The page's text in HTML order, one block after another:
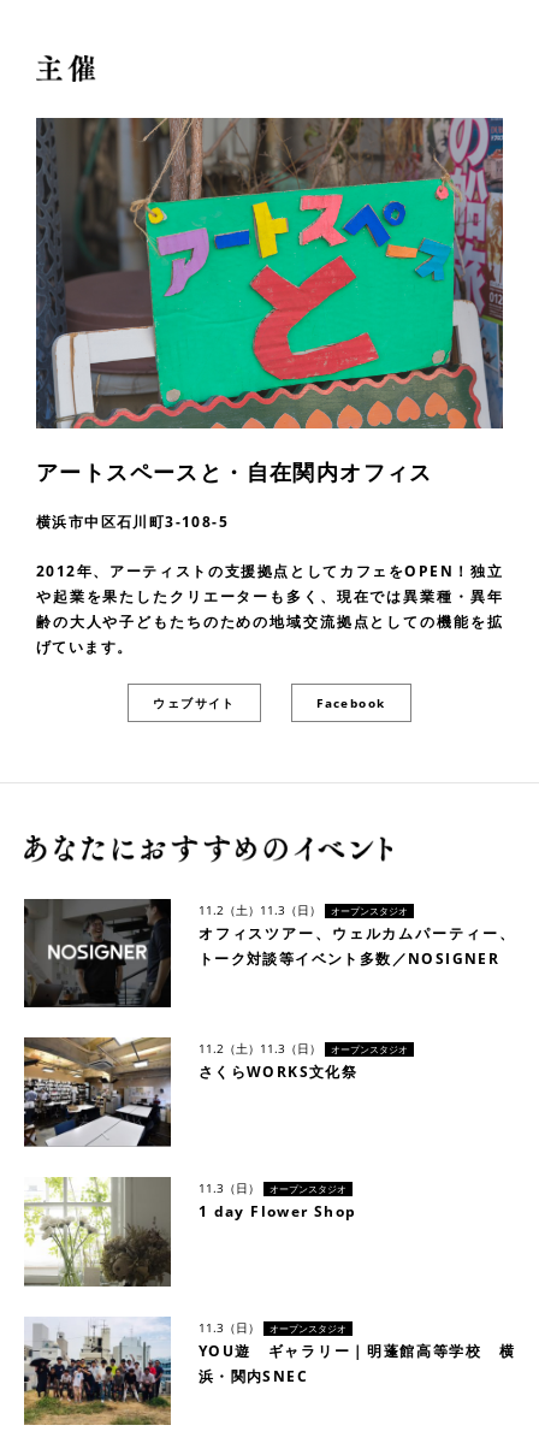
アートスペースと・自在関内オフィス
横浜市中区石川町3-108-5
2012年、アーティストの支援拠点としてカフェをOPEN！独立
や起業を果たしたクリエーターも多く、現在では異業種・異年
齢の大人や子どもたちのための地域交流拠点としての機能を拡
げています。
ウェブサイト Facebook
11.2（土） 11.3（日） オープンスタジオ
オフィスツアー、ウェルカムパーティー、
トーク対談等イベント多数／NOSIGNER
11.2（土） 11.3（日） オープンスタジオ
さくらWORKS文化祭
11.3（日） オープンスタジオ
1 day Flower Shop
11.3（日） オープンスタジオ
YOU遊 ギャラリー｜明蓬館高等学校 横
浜・関内SNEC